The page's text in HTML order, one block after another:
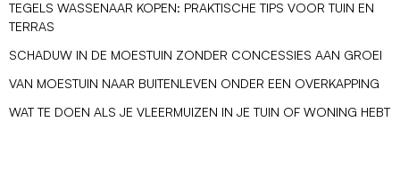
TEGELS WASSENAAR KOPEN: PRAKTISCHE TIPS VOOR TUIN EN
TERRAS
SCHADUW IN DE MOESTUIN ZONDER CONCESSIES AAN GROEI
VAN MOESTUIN NAAR BUITENLEVEN ONDER EEN OVERKAPPING
WAT TE DOEN ALS JE VLEERMUIZEN IN JE TUIN OF WONING HEBT